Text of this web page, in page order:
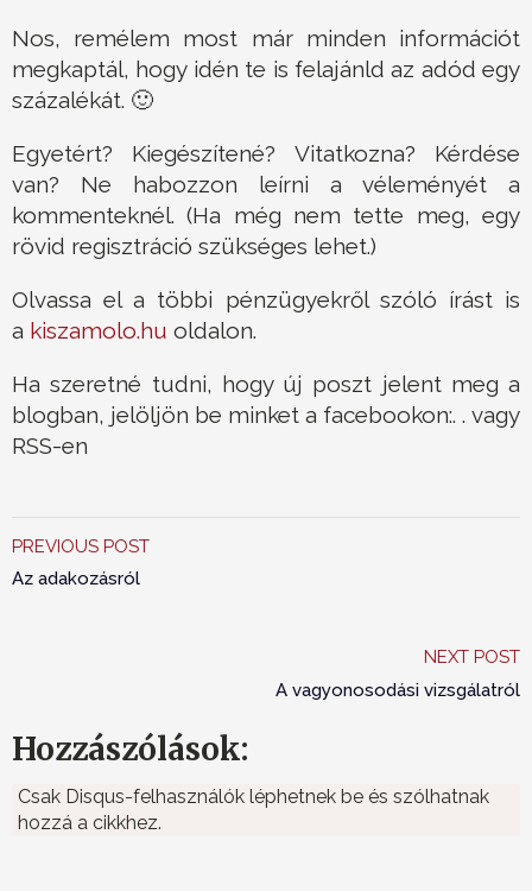
Nos, remélem most már minden információt
megkaptál, hogy idén te is felajánld az adód egy
százalékát. 🙂
Egyetért? Kiegészítené? Vitatkozna? Kérdése
van? Ne habozzon leírni a véleményét a
kommenteknél. (Ha még nem tette meg, egy
rövid regisztráció szükséges lehet.)
Olvassa el a többi pénzügyekről szóló írást is
a kiszamolo.hu oldalon.
Ha szeretné tudni, hogy új poszt jelent meg a
blogban, jelöljön be minket a facebookon:. . vagy
RSS-en
PREVIOUS POST
Az adakozásról
NEXT POST
A vagyonosodási vizsgálatról
Hozzászólások:
Csak Disqus-felhasználók léphetnek be és szólhatnak
hozzá a cikkhez.